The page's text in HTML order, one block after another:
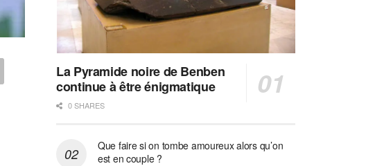
La Pyramide noire de Benben
continue à être énigmatique
0 SHARES
Que faire si on tombe amoureux alors qu’on
est en couple ?